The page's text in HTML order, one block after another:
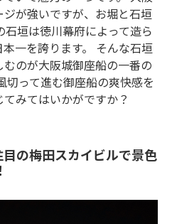
が強いですが、お堀と石垣
垣は徳川幕府によって造ら
一を誇ります。 そんな石垣
のが大阪城御座船の一番の
切って進む御座船の爽快感を
みてはいかがですか？
の梅田スカイビルで景色